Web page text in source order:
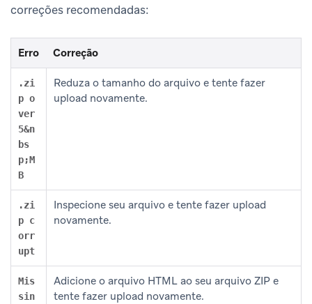
correções recomendadas:
Erro Correção
.zi
p o
ver
5&n
bs
p;M
B
Reduza o tamanho do arquivo e tente fazer
upload novamente.
.zi
p c
orr
upt
Inspecione seu arquivo e tente fazer upload
novamente.
Mis
sin
Adicione o arquivo HTML ao seu arquivo ZIP e
tente fazer upload novamente.